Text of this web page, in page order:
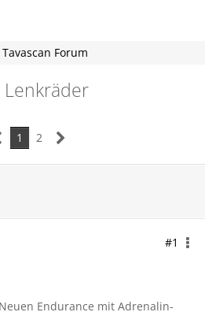
Forum
1
2
#1
Endurance mit Adrenalin-